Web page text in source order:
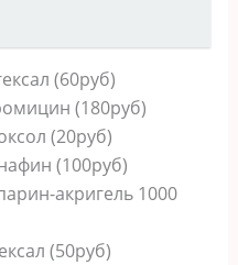
(60руб)
(180руб)
(20руб)
(100руб)
акригель 1000
(50руб)